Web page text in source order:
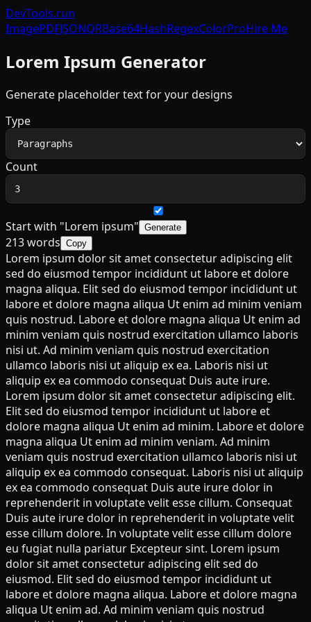
DevTools.run
ImagePDFJSONQRBase64HashRegexColorProHire Me
Lorem Ipsum Generator
Generate placeholder text for your designs
Type
Count
Start with "Lorem ipsum" Generate
213words Copy
Lorem ipsum dolor sit amet consectetur adipiscing elit
sed do eiusmod tempor incididunt ut labore et dolore
magna aliqua. Elit sed do eiusmod tempor incididunt ut
labore et dolore magna aliqua Ut enim ad minim veniam
quis nostrud. Labore et dolore magna aliqua Ut enim ad
minim veniam quis nostrud exercitation ullamco laboris
nisi ut. Ad minim veniam quis nostrud exercitation
ullamco laboris nisi ut aliquip ex ea. Laboris nisi ut
aliquip ex ea commodo consequat Duis aute irure.
Lorem ipsum dolor sit amet consectetur adipiscing elit.
Elit sed do eiusmod tempor incididunt ut labore et
dolore magna aliqua Ut enim ad minim. Labore et dolore
magna aliqua Ut enim ad minim veniam. Ad minim
veniam quis nostrud exercitation ullamco laboris nisi ut
aliquip ex ea commodo consequat. Laboris nisi ut aliquip
ex ea commodo consequat Duis aute irure dolor in
reprehenderit in voluptate velit esse cillum. Consequat
Duis aute irure dolor in reprehenderit in voluptate velit
esse cillum dolore. In voluptate velit esse cillum dolore
eu fugiat nulla pariatur Excepteur sint. Lorem ipsum
dolor sit amet consectetur adipiscing elit sed do
eiusmod. Elit sed do eiusmod tempor incididunt ut
labore et dolore magna aliqua. Labore et dolore magna
aliqua Ut enim ad. Ad minim veniam quis nostrud